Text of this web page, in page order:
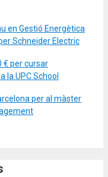
en Gestió Energètica
Schneider Electric
€ per cursar
la UPC School
per al màster